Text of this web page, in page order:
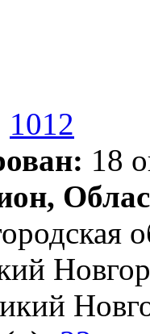
1012
18